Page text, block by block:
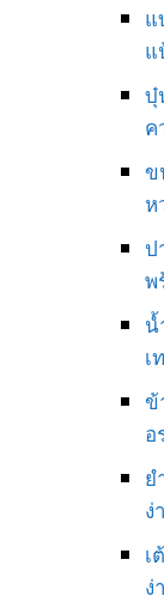
แ
แ
บุ๋
ค
ข
ห
ป
พ
น้
เ
ข้
อ
ย
ง่
เ
ง่